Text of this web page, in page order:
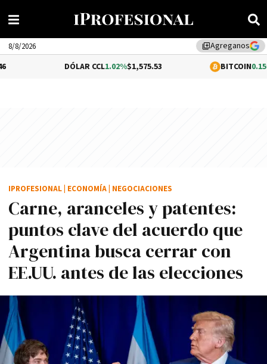
library_addAgreganos
8/8/2026
1.02%$1,575.53 0.15%$64,367.77
Carne, aranceles y patentes:
puntos clave del acuerdo que
Argentina busca cerrar con
EE.UU. antes de las elecciones
IPROFESIONAL ECONOMÍA NEGOCIACIONES